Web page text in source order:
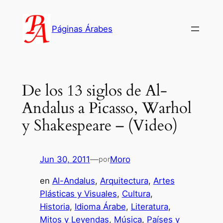
contenido
Páginas Árabes
De los 13 siglos de Al-
Andalus a Picasso, Warhol
y Shakespeare – (Video)
Jun 30, 2011—porMoro
en Al-Andalus, Arquitectura, Artes
Plásticas y Visuales, Cultura
Historia, Idioma Árabe, Literatura
Mitos y Leyendas, Música, Países y